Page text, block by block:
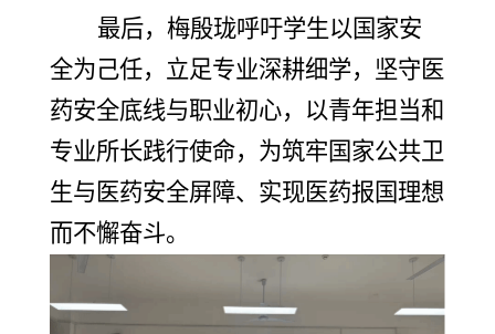
最后，梅殷珑呼吁学生以国家安
全为己任，立足专业深耕细学，坚守医
药安全底线与职业初心，以青年担当和
专业所长践行使命，为筑牢国家公共卫
生与医药安全屏障、实现医药报国理想
而不懈奋斗。